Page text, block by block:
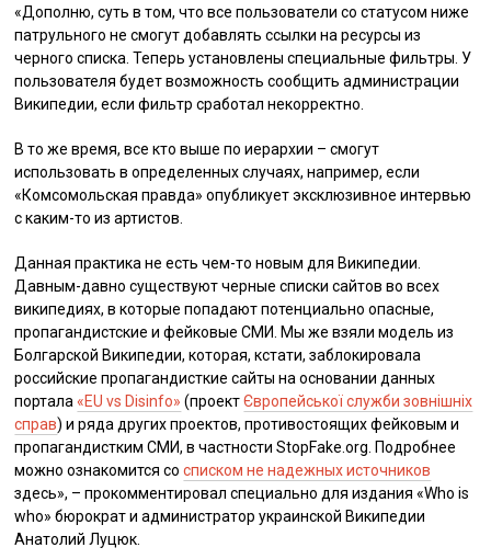
«Дополню, суть в том, что все пользователи со статусом ниже
патрульного не смогут добавлять ссылки на ресурсы из
черного списка. Теперь установлены специальные фильтры. У
пользователя будет возможность сообщить администрации
Википедии, если фильтр сработал некорректно.
В то же время, все кто выше по иерархии – смогут
использовать в определенных случаях, например, если
«Комсомольская правда» опубликует эксклюзивное интервью
с каким-то из артистов.
Данная практика не есть чем-то новым для Википедии.
Давным-давно существуют черные списки сайтов во всех
википедиях, в которые попадают потенциально опасные,
пропагандистские и фейковые СМИ. Мы же взяли модель из
Болгарской Википедии, которая, кстати, заблокировала
российские пропагандисткие сайты на основании данных
портала«EU vs Disinfo» (проектЄвропейської служби зовнішніх
справ) и ряда других проектов, противостоящих фейковым и
пропагандистким СМИ, в частности StopFake.org. Подробнее
можно ознакомится сосписком не надежных источников
здесь», ­– прокомментировал специально для издания «Who is
who» бюрократ и администратор украинской Википедии
Анатолий Луцюк.